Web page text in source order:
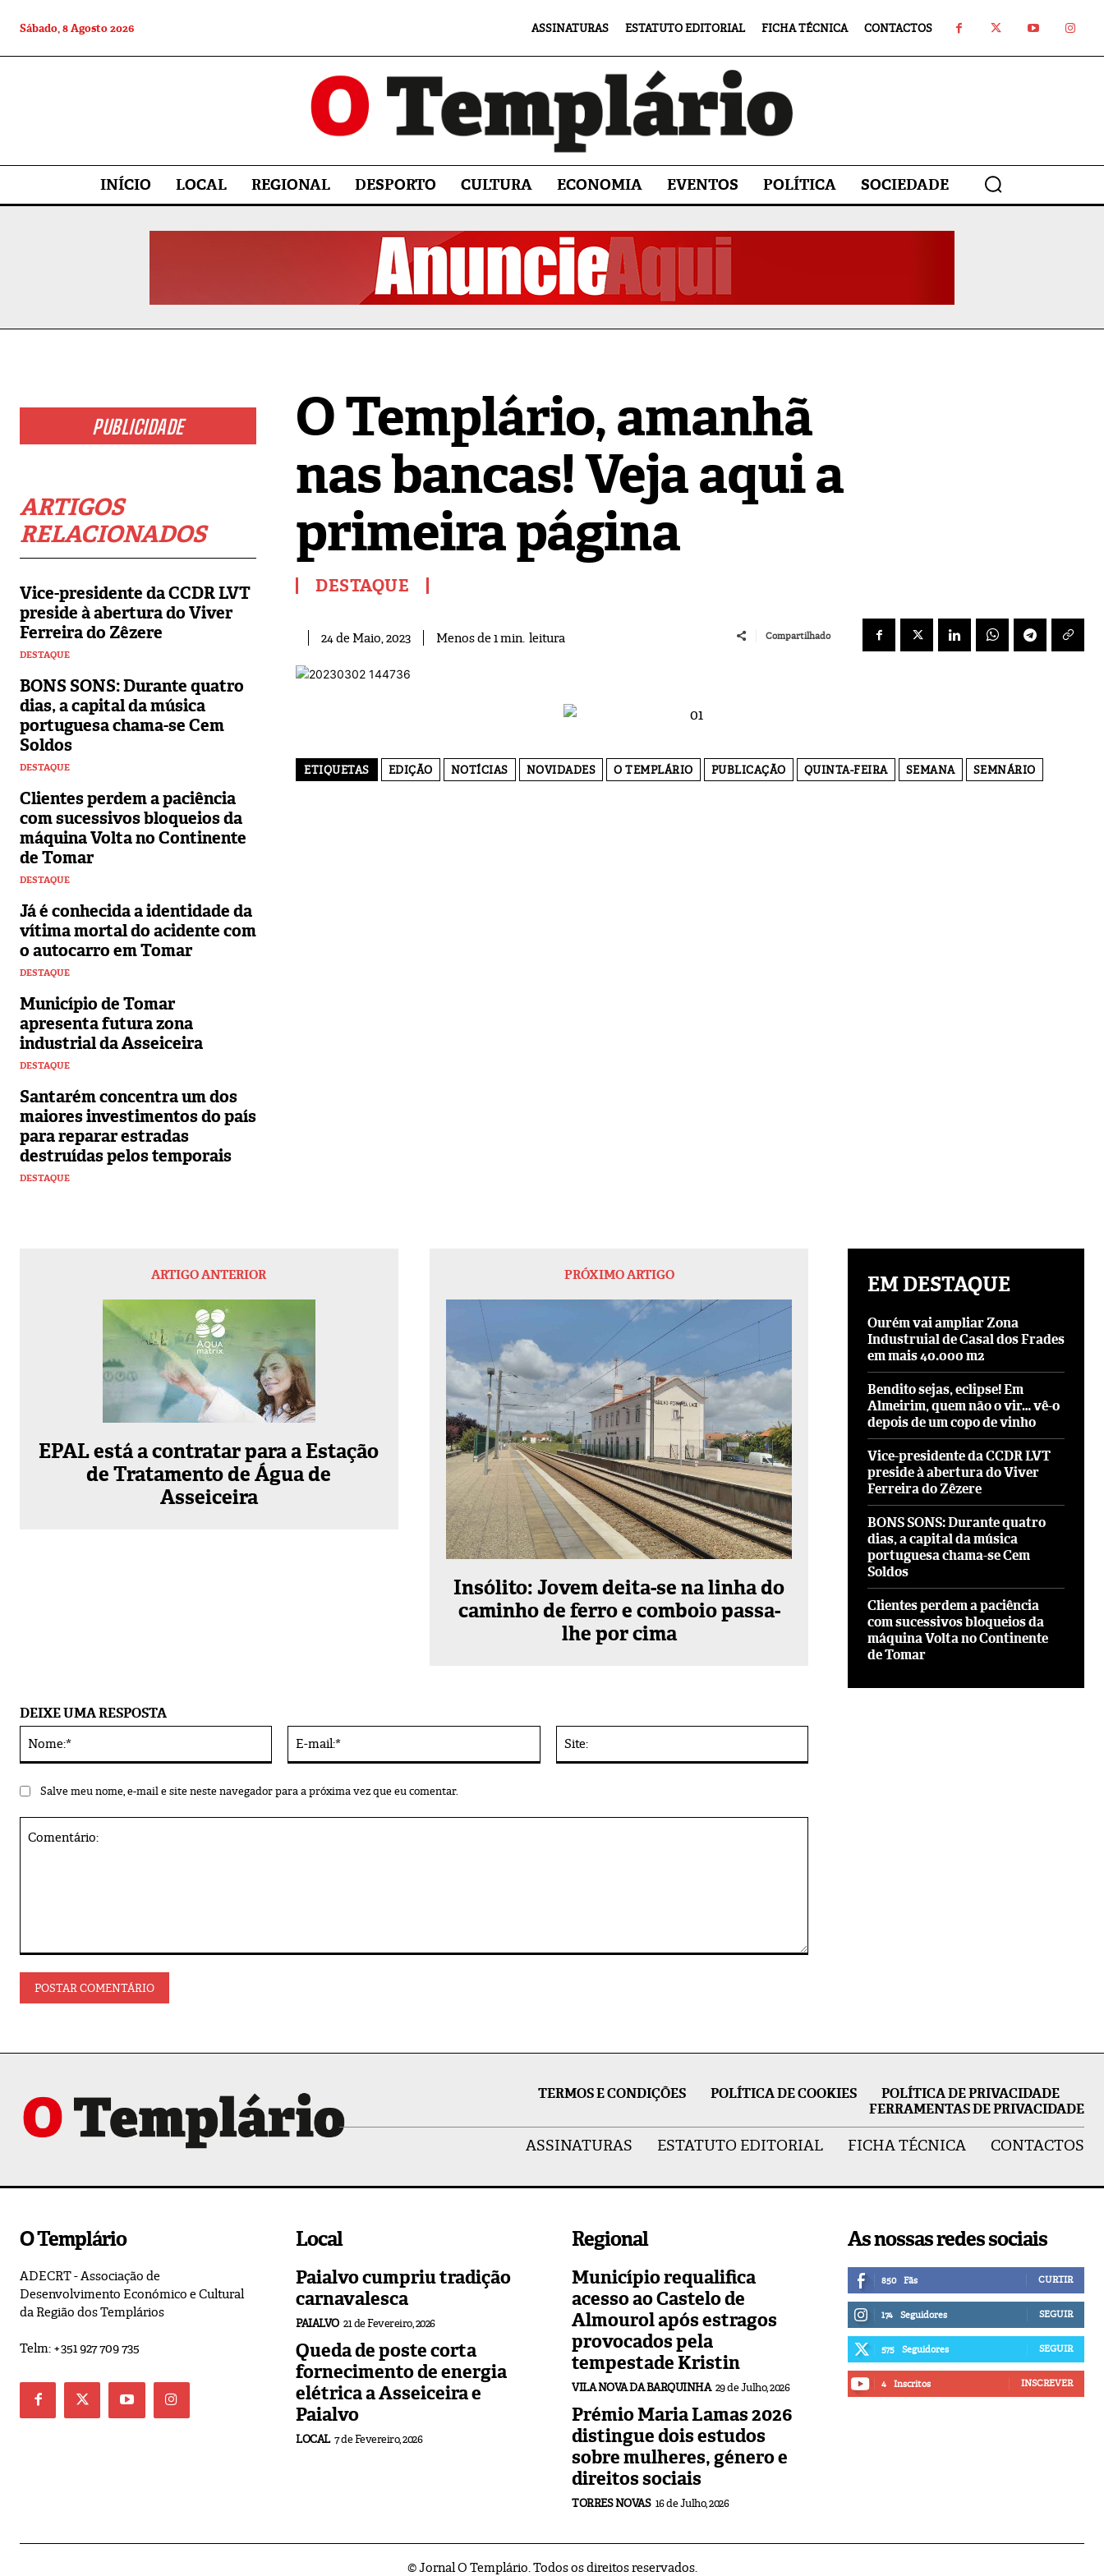
Sábado, 8 Agosto 2026 ASSINATURAS ESTATUTO EDITORIAL FICHA TÉCNICA CONTACTOS
INÍCIO LOCAL REGIONAL DESPORTO CULTURA ECONOMIA EVENTOS POLÍTICA SOCIEDADE
PUBLICIDADE
ARTIGOS
RELACIONADOS
Vice-presidente da CCDR LVT
preside à abertura do Viver
Ferreira do Zêzere
DESTAQUE
BONS SONS: Durante quatro
dias, a capital da música
portuguesa chama-se Cem
Soldos
DESTAQUE
Clientes perdem a paciência
com sucessivos bloqueios da
máquina Volta no Continente
de Tomar
DESTAQUE
Já é conhecida a identidade da
vítima mortal do acidente com
o autocarro em Tomar
DESTAQUE
Município de Tomar
apresenta futura zona
industrial da Asseiceira
DESTAQUE
Santarém concentra um dos
maiores investimentos do país
para reparar estradas
destruídas pelos temporais
DESTAQUE
O Templário, amanhã
nas bancas! Veja aqui a
primeira página
DESTAQUE
24 de Maio, 2023 Menos de 1min. leitura Compartilhado
ETIQUETAS EDIÇÃO NOTÍCIAS NOVIDADES O TEMPLÁRIO PUBLICAÇÃO QUINTA-FEIRA SEMANA SEMNÁRIO
ARTIGO ANTERIOR
EPAL está a contratar para a Estação
de Tratamento de Água de
Asseiceira
PRÓXIMO ARTIGO
Insólito: Jovem deita-se na linha do
caminho de ferro e comboio passa-
lhe por cima
DEIXE UMA RESPOSTA
mail:*
Salve meu nome, e-mail e site neste navegador para a próxima vez que eu comentar.
EM DESTAQUE
Ourém vai ampliar Zona
Industruial de Casal dos Frades
em mais 40.000 m2
Bendito sejas, eclipse! Em
Almeirim, quem não o vir… vê-o
depois de um copo de vinho
Vice-presidente da CCDR LVT
preside à abertura do Viver
Ferreira do Zêzere
BONS SONS: Durante quatro
dias, a capital da música
portuguesa chama-se Cem
Soldos
Clientes perdem a paciência
com sucessivos bloqueios da
máquina Volta no Continente
de Tomar
TERMOS E CONDIÇÕES POLÍTICA DE COOKIES
POLÍTICA DE PRIVACIDADE
FERRAMENTAS DE PRIVACIDADE
ASSINATURAS ESTATUTO EDITORIAL FICHA TÉCNICA CONTACTOS
O Templário
ADECRT - Associação de
Desenvolvimento Económico e Cultural
da Região dos Templários
Telm: +351 927 709 735
Local
Paialvo cumpriu tradição
carnavalesca
PAIALVO 21 de Fevereiro, 2026
Queda de poste corta
fornecimento de energia
elétrica a Asseiceira e
Paialvo
LOCAL 7 de Fevereiro, 2026
Regional
Município requalifica
acesso ao Castelo de
Almourol após estragos
provocados pela
tempestade Kristin
VILA NOVA DA BARQUINHA 29 de Julho, 2026
Prémio Maria Lamas 2026
distingue dois estudos
sobre mulheres, género e
direitos sociais
TORRES NOVAS 16 de Julho, 2026
As nossas redes sociais
850 Fãs CURTIR
174 Seguidores SEGUIR
575 Seguidores SEGUIR
4 Inscritos INSCREVER
© Jornal O Templário. Todos os direitos reservados.